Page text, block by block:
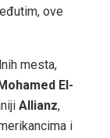
ove
mesta,
Mohamed El-
Allianz,
i